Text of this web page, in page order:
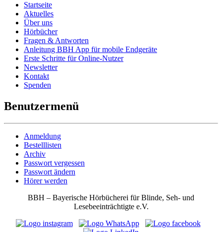
Startseite
Aktuelles
Über uns
Hörbücher
Fragen & Antworten
Anleitung BBH App für mobile Endgeräte
Erste Schritte für Online-Nutzer
Newsletter
Kontakt
Spenden
Benutzermenü
Anmeldung
Bestelllisten
Archiv
Passwort vergessen
Passwort ändern
Hörer werden
BBH – Bayerische Hörbücherei für Blinde, Seh- und
Lesebeeinträchtigte e.V.